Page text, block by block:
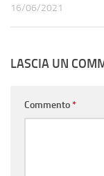
16/06/2021
LASCIA UN
Commento*